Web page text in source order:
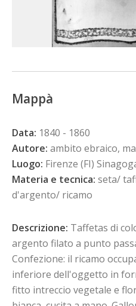
Mappà
Data: 1840 - 1860
Autore: ambito ebraico,
Luogo: Firenze (FI)
Materia e tecnica: seta/
d'argento/ ricamo
Descrizione: Taffetas di
argento filato a punto
Confezione: il ricamo
inferiore dell'oggetto in
fitto intreccio vegetale e